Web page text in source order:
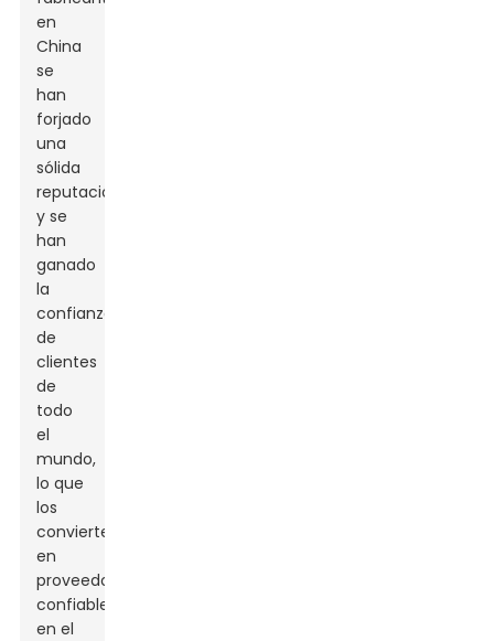
en
China
se
han
forjado
una
sólida
reputación
y se
han
ganado
la
confianza
de
clientes
de
todo
el
mundo,
lo que
los
convierte
en
proveedores
confiables
en el